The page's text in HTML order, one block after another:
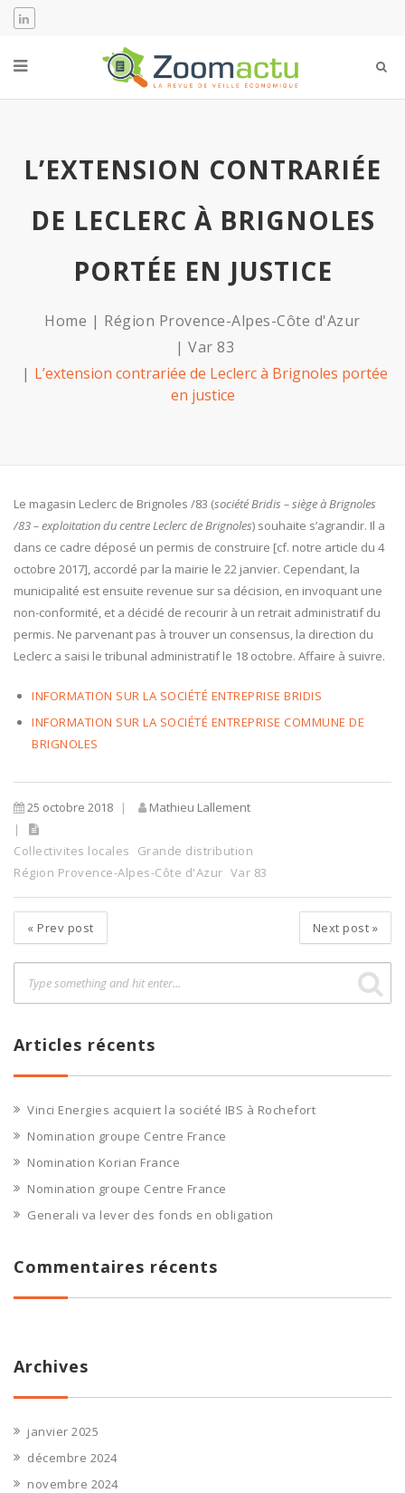
L’EXTENSION CONTRARIÉE
DE LECLERC À BRIGNOLES
PORTÉE EN JUSTICE
Home
Région Provence-Alpes-Côte d'Azur
Var 83
L’extension contrariée de Leclerc à Brignoles portée
en justice
Le magasin Leclerc de Brignoles /83 (société Bridis –siège à Brignoles
/83 – exploitation du centre Leclerc de Brignoles) souhaite s’agrandir. Il a
dans ce cadre déposé un permis de construire [cf. notre article du 4
octobre 2017], accordé par la mairie le 22 janvier. Cependant, la
municipalité est ensuite revenue sur sa décision, en invoquant une
non-conformité, et a décidé de recourir à un retrait administratif du
permis. Ne parvenant pas à trouver un consensus, la direction du
Leclerc a saisi le tribunal administratif le 18 octobre. Affaire à suivre.
INFORMATION SUR LA SOCIÉTÉ ENTREPRISE BRIDIS
INFORMATION SUR LA SOCIÉTÉ ENTREPRISE COMMUNE DE
BRIGNOLES
25 octobre 2018 Mathieu Lallement
Collectivites locales
Grande distribution
Région Provence-Alpes-Côte d'Azur Var 83
« Prev post Next post »
Articles récents
Vinci Energies acquiert la société IBS à Rochefort
Nomination groupe Centre France
Nomination Korian France
Nomination groupe Centre France
Generali va lever des fonds en obligation
Commentaires récents
Archives
janvier 2025
décembre 2024
novembre 2024